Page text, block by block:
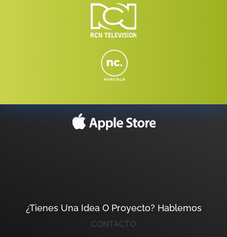
¿Tienes Una Idea O Proyecto? Hablemos
CONTACTO